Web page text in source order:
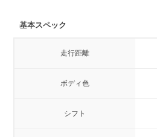
基本スペック
走行距離
ボディ色
シフト